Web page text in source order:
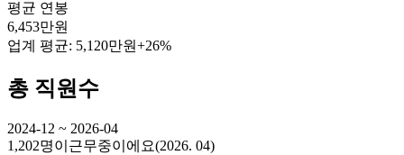
평균 연봉
6,453만원
업계 평균: 5,120만원+26%
총 직원수
2024-12 ~ 2026-04
1,202명이 근무중이에요(2026. 04)